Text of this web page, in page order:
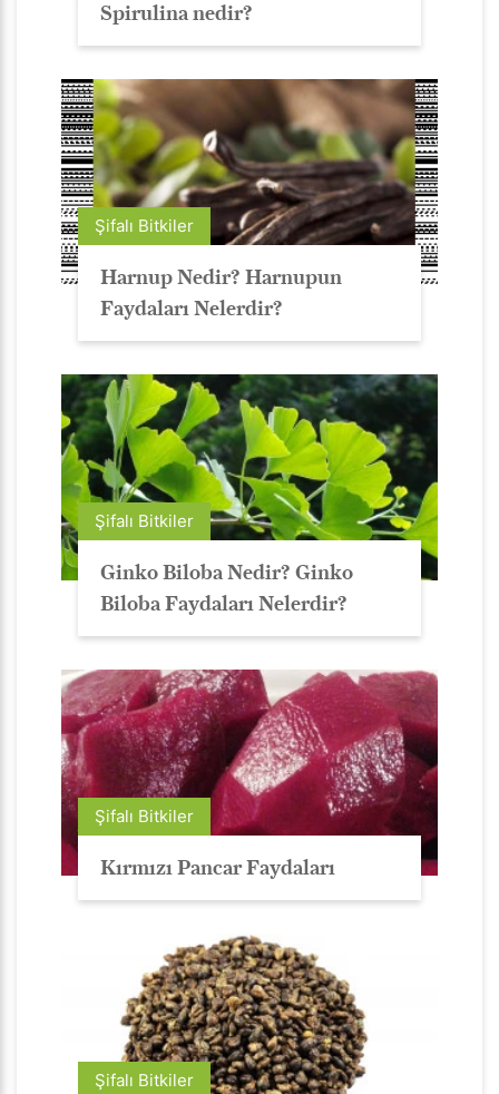
Spirulina nedir?
Şifalı Bitkiler
Harnup Nedir? Harnupun
Faydaları Nelerdir?
Şifalı Bitkiler
Ginko Biloba Nedir? Ginko
Biloba Faydaları Nelerdir?
Şifalı Bitkiler
Kırmızı Pancar Faydaları
Şifalı Bitkiler